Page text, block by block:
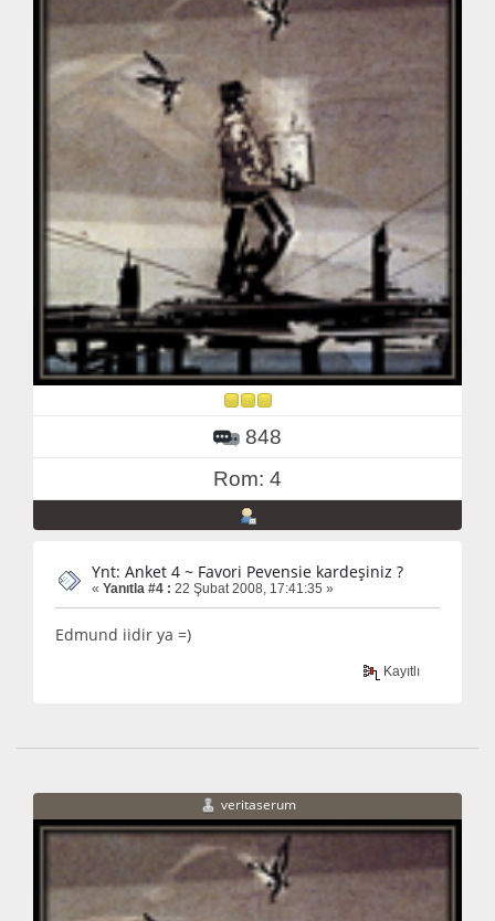
848
Rom: 4
Ynt: Anket 4 ~ Favori Pevensie kardeşiniz ?
« Yanıtla #4 : 22 Şubat 2008, 17:41:35 »
Edmund iidir ya =)
Kayıtlı
veritaserum